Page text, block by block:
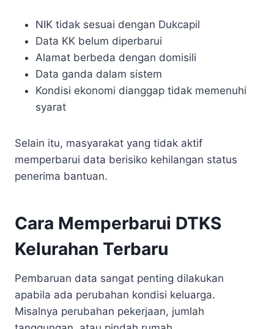
NIK tidak sesuai dengan Dukcapil
Data KK belum diperbarui
Alamat berbeda dengan domisili
Data ganda dalam sistem
Kondisi ekonomi dianggap tidak memenuhi
syarat
Selain itu, masyarakat yang tidak aktif
memperbarui data berisiko kehilangan status
penerima bantuan.
Cara Memperbarui DTKS
Kelurahan Terbaru
Pembaruan data sangat penting dilakukan
apabila ada perubahan kondisi keluarga.
Misalnya perubahan pekerjaan, jumlah